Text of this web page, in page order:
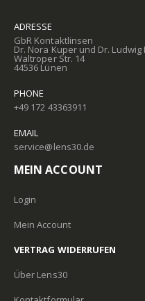
ADRESSE
GbR Kontaktlinsen
Dr. Nora Kuper und Dr. Ludwig
Waltroper Str. 14
44536 Lünen
PHONE
+49 172 43363911
EMAIL
service@lens30.de
MEIN ACCOUNT
Login
Mein Account
VERTRAG WIDERRUFEN
Über Lens30